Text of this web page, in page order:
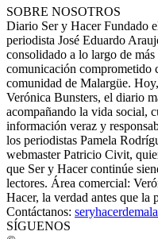
SOBRE NOSOTROS
Diario Ser y Hacer Fundado
periodista José Eduardo
consolidado a lo largo de
comunicación comprometido
comunidad de Malargüe.
Verónica Bunsters, el diario
acompañando la vida social,
información veraz y
los periodistas Pamela
webmaster Patricio Civit,
que Ser y Hacer continúe
lectores. Área comercial:
Hacer, la verdad antes que la
Contáctanos:
SÍGUENOS